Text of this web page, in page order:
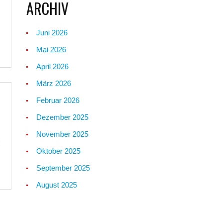
ARCHIV
Juni 2026
Mai 2026
April 2026
März 2026
Februar 2026
Dezember 2025
November 2025
Oktober 2025
September 2025
August 2025